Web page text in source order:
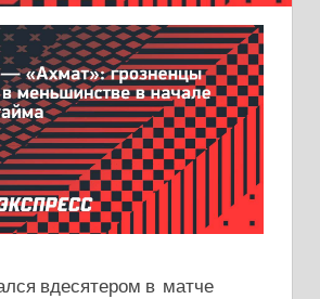
вдесятером в матче